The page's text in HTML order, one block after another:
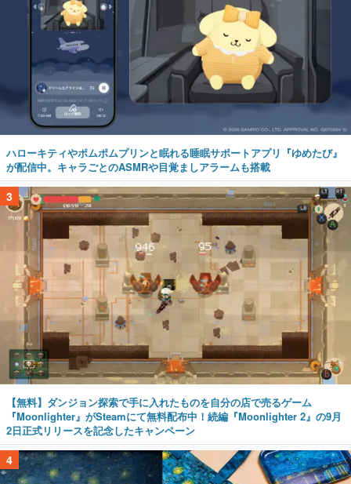
ハローキティやポムポムプリンと眠れる睡眠サポートアプリ『ゆめたび』
が配信中。キャラごとのASMRや目覚ましアラームも搭載
3
【無料】ダンジョン探索で手に入れたものを自分の店で売るゲーム
『Moonlighter』がSteamにて無料配布中！続編『Moonlighter 2』の9月
2日正式リリースを記念したキャンペーン
4